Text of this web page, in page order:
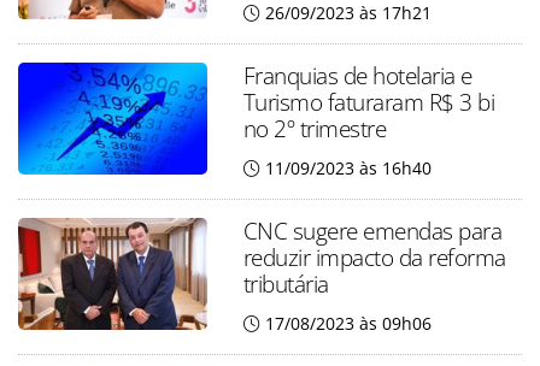
26/09/2023 às 17h21
Franquias de hotelaria e
Turismo faturaram R$ 3 bi
no 2º trimestre
11/09/2023 às 16h40
CNC sugere emendas para
reduzir impacto da reforma
tributária
17/08/2023 às 09h06